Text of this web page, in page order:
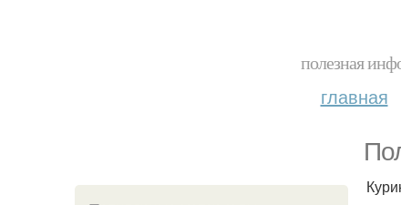
полезная
главная